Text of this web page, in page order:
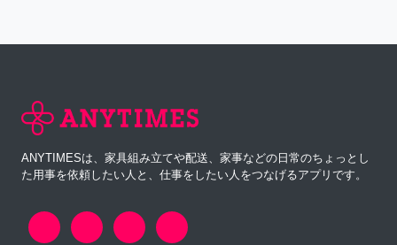
ANYTIMESは、家具組み立てや配送、家事などの日常のちょっとし
た用事を依頼したい人と、仕事をしたい人をつなげるアプリです。